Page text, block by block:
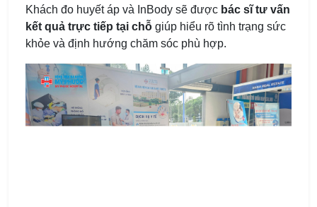
Khách đo huyết áp và InBody sẽ được bác sĩ tư vấn
kết quả trực tiếp tại chỗ giúp hiểu rõ tình trạng sức
khỏe và định hướng chăm sóc phù hợp.